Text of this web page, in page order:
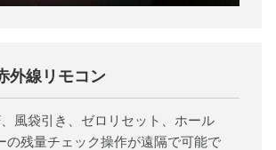
外線リモコン
風袋引き、ゼロリセット、ホール
の残量チェック操作が遠隔で可能で